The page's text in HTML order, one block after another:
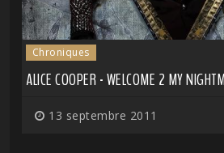
Chroniques
ALICE COOPER - WELCOME 2 MY
13 septembre 2011